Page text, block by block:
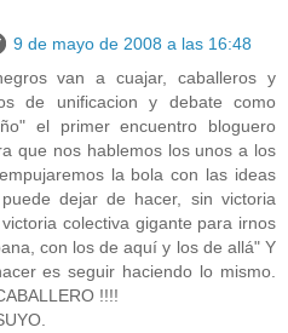
9 de mayo de 2008 a las 16:48
van a cuajar, caballeros y
de unificacion y debate como
el primer encuentro bloguero
que nos hablemos los unos a los
la bola con las ideas
dejar de hacer, sin victoria
colectiva gigante para irnos
con los de aquí y los de allá" Y
es seguir haciendo lo mismo.
!!!!